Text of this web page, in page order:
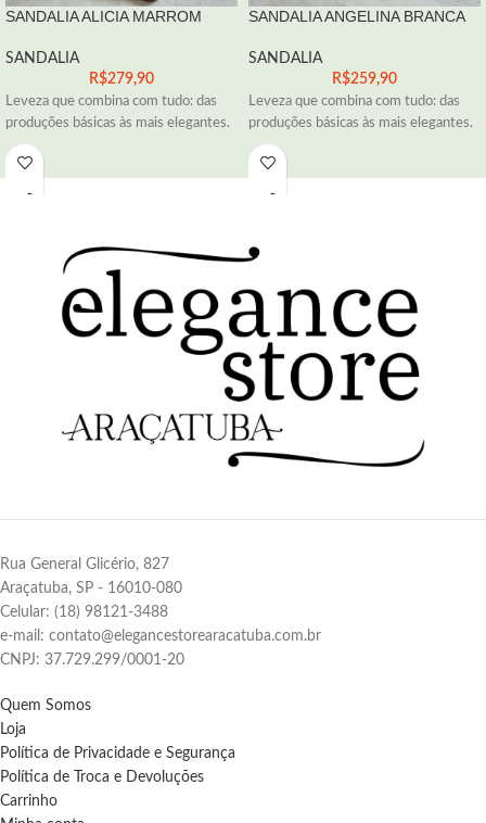
SANDALIA ALICIA MARROM
SANDALIA
R$279,90
Leveza que combina com tudo: das
produções básicas às mais elegantes.
SANDALIA ANGELINA BRANCA
SANDALIA
R$259,90
Leveza que combina com tudo: das
produções básicas às mais elegantes.
Rua General Glicério, 827
Araçatuba, SP - 16010-080
Celular: (18) 98121-3488
e-mail: contato@elegancestorearacatuba.com.br
CNPJ: 37.729.299/0001-20
Quem Somos
Loja
Política de Privacidade e Segurança
Política de Troca e Devoluções
Carrinho